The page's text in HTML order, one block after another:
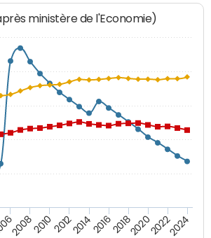
ministère de l'Economie)
200820102012201420162018202020222024